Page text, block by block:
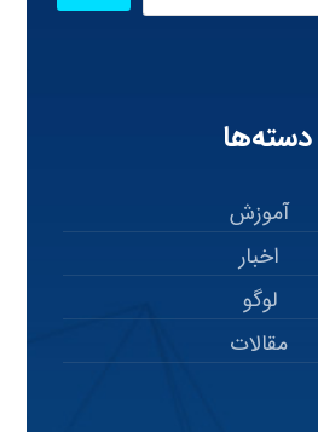
دسته‌ها
آموزش
اخبار
لوگو
مقالات